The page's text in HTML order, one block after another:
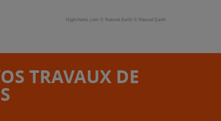
Highcharts.com © Natural Earth © Natural Earth
TRAVAUX DE